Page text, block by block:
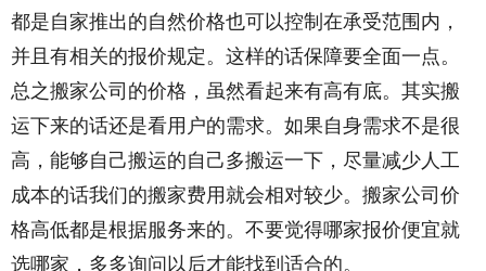
都是自家推出的自然价格也可以控制在承受范围内，
并且有相关的报价规定。这样的话保障要全面一点。
总之搬家公司的价格，虽然看起来有高有底。其实搬
运下来的话还是看用户的需求。如果自身需求不是很
高，能够自己搬运的自己多搬运一下，尽量减少人工
成本的话我们的搬家费用就会相对较少。搬家公司价
格高低都是根据服务来的。不要觉得哪家报价便宜就
选哪家，多多询问以后才能找到适合的。